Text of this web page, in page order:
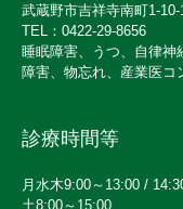
武蔵野市吉祥寺南町1-
TEL：0422-29-8656
睡眠障害、うつ、自律神
障害、物忘れ、産業医コ
診療時間等
月水木9:00～13:00 /
土8:00～15:00